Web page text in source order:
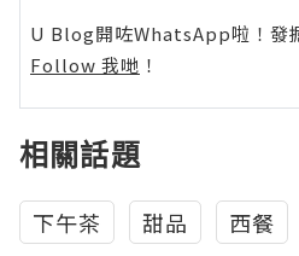
U Blog開咗WhatsApp啦！發
Follow 我哋 ！
相關話題
下午茶 甜品 西餐